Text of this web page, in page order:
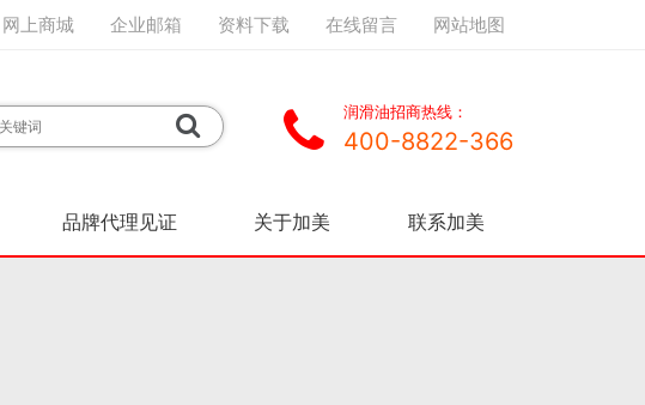
网上商城 企业邮箱 资料下载 在线留言 网站地图
润滑油招商热线：
400-8822-366
品牌代理见证 关于加美 联系加美